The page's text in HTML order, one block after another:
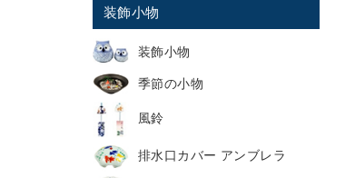
装飾小物
装飾小物
季節の小物
風鈴
排水口カバー アンブレラ